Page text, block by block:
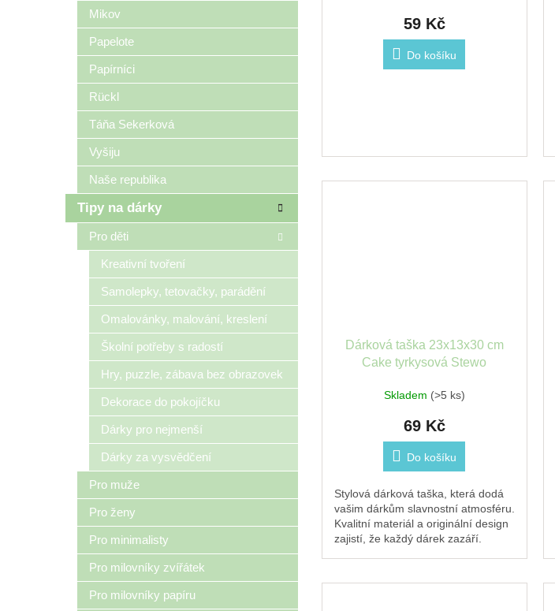
Mikov
Papelote
Papírníci
Rückl
Táňa Sekerková
Vyšiju
Naše republika
Tipy na dárky
Pro děti
Kreativní tvoření
Samolepky, tetovačky, parádění
Omalovánky, malování, kreslení
Školní potřeby s radostí
Hry, puzzle, zábava bez obrazovek
Dekorace do pokojíčku
Dárky pro nejmenší
Dárky za vysvědčení
Pro muže
Pro ženy
Pro minimalisty
Pro milovníky zvířátek
Pro milovníky papíru
59 Kč
Do košíku
Dárková taška 23x13x30 cm
Cake tyrkysová Stewo
Skladem (>5 ks)
69 Kč
Do košíku
Stylová dárková taška, která dodá
vašim dárkům slavnostní atmosféru.
Kvalitní materiál a originální design
zajistí, že každý dárek zazáří.